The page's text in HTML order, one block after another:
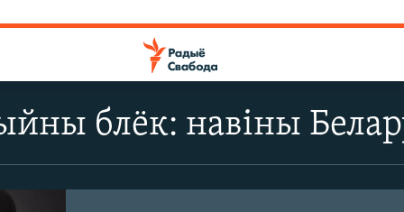
блёк: навіны